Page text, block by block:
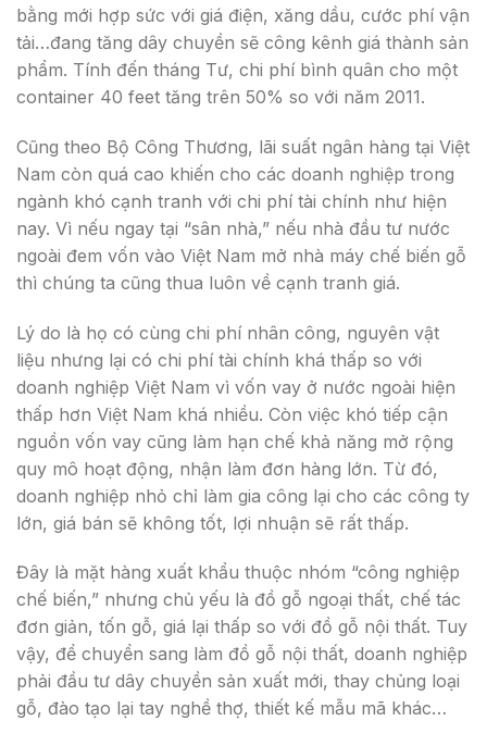
bằng mới hợp sức với giá điện, xăng dầu, cước phí vận
tải…đang tăng dây chuyền sẽ công kênh giá thành sản
phẩm. Tính đến tháng Tư, chi phí bình quân cho một
container 40 feet tăng trên 50% so với năm 2011.
Cũng theo Bộ Công Thương, lãi suất ngân hàng tại Việt
Nam còn quá cao khiến cho các doanh nghiệp trong
ngành khó cạnh tranh với chi phí tài chính như hiện
nay. Vì nếu ngay tại “sân nhà,” nếu nhà đầu tư nước
ngoài đem vốn vào Việt Nam mở nhà máy chế biến gỗ
thì chúng ta cũng thua luôn về cạnh tranh giá.
Lý do là họ có cùng chi phí nhân công, nguyên vật
liệu nhưng lại có chi phí tài chính khá thấp so với
doanh nghiệp Việt Nam vì vốn vay ở nước ngoài hiện
thấp hơn Việt Nam khá nhiều. Còn việc khó tiếp cận
nguồn vốn vay cũng làm hạn chế khả năng mở rộng
quy mô hoạt động, nhận làm đơn hàng lớn. Từ đó,
doanh nghiệp nhỏ chỉ làm gia công lại cho các công ty
lớn, giá bán sẽ không tốt, lợi nhuận sẽ rất thấp.
Đây là mặt hàng xuất khẩu thuộc nhóm “công nghiệp
chế biến,” nhưng chủ yếu là đồ gỗ ngoại thất, chế tác
đơn giản, tốn gỗ, giá lại thấp so với đồ gỗ nội thất. Tuy
vậy, để chuyển sang làm đồ gỗ nội thất, doanh nghiệp
phải đầu tư dây chuyền sản xuất mới, thay chủng loại
gỗ, đào tạo lại tay nghề thợ, thiết kế mẫu mã khác…